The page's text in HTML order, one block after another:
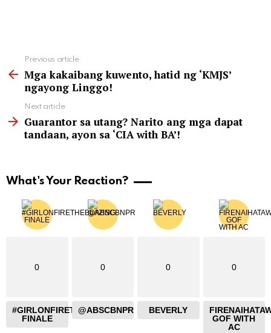
more
Previous article
Mga kakaibang kuwento, hatid ng ‘KMJS’
ngayong Linggo!
Next article
Guarantor sa utang? Narito ang mga dapat
tandaan, ayon sa ‘CIA with BA’!
What's Your Reaction?
0
#GIRLONFIRETHEBLAZING
FINALE
0
@ABSCBNPR
0
BEVERLY
0
GOF WITH
AC